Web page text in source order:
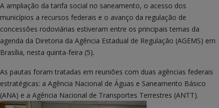
A ampliação da tarifa social no saneamento, o acesso dos
municípios a recursos federais e o avanço da regulação de
concessões rodoviárias estiveram entre os principais temas da
agenda da Diretoria da Agência Estadual de Regulação (AGEMS) em
Brasília, nesta quinta-feira (5).
As pautas foram tratadas em reuniões com duas agências federais
estratégicas: a Agência Nacional de Águas e Saneamento Básico
(ANA) e a Agência Nacional de Transportes Terrestres (ANTT).